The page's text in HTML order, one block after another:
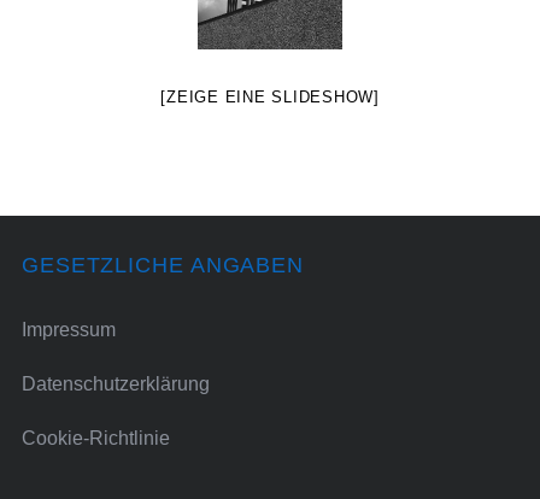
[ZEIGE EINE SLIDESHOW]
GESETZLICHE ANGABEN
Impressum
Datenschutzerklärung
Cookie-Richtlinie